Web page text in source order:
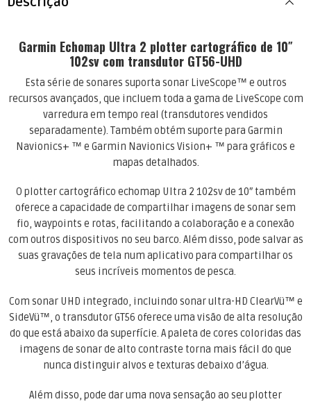
Garmin Echomap Ultra 2 plotter cartográfico de 10″
102sv com transdutor GT56-UHD
Esta série de sonares suporta sonar LiveScope™ e outros
recursos avançados, que incluem toda a gama de LiveScope com
varredura em tempo real (transdutores vendidos
separadamente). Também obtém suporte para Garmin
Navionics+ ™ e Garmin Navionics Vision+ ™ para gráficos e
mapas detalhados.
O plotter cartográfico echomap Ultra 2 102sv de 10″ também
oferece a capacidade de compartilhar imagens de sonar sem
fio, waypoints e rotas, facilitando a colaboração e a conexão
com outros dispositivos no seu barco. Além disso, pode salvar as
suas gravações de tela num aplicativo para compartilhar os
seus incríveis momentos de pesca.
Com sonar UHD integrado, incluindo sonar ultra-HD ClearVü™ e
SideVü™, o transdutor GT56 oferece uma visão de alta resolução
do que está abaixo da superfície. A paleta de cores coloridas das
imagens de sonar de alto contraste torna mais fácil do que
nunca distinguir alvos e texturas debaixo d’água.
Além disso, pode dar uma nova sensação ao seu plotter